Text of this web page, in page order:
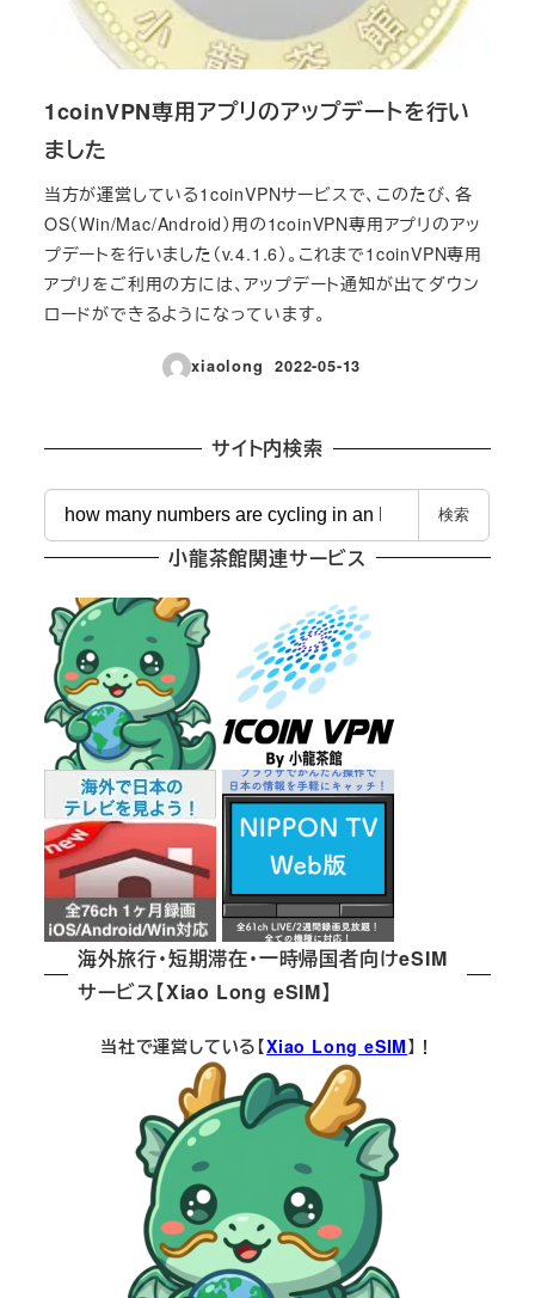
1coinVPN専用アプリのアップデートを行い
ました
当方が運営している1coinVPNサービスで、このたび、各
OS（Win/Mac/Android）用の1coinVPN専用アプリのアッ
プデートを行いました（v.4.1.6）。これまで1coinVPN専用
アプリをご利用の方には、アップデート通知が出てダウン
ロードができるようになっています。
xiaolong
投稿日
2022-05-13
サイト内検索
検
索
検索
小龍茶館関連サービス
海外旅行・短期滞在・一時帰国者向けeSIM
サービス【Xiao Long eSIM】
当社で運営している【Xiao Long eSIM】！